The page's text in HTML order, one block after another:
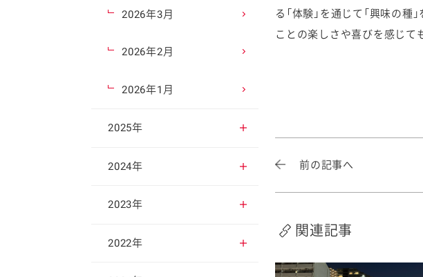
る「体験」を通じて「興味の
ことの楽しさや喜びを感じて
前の記事へ
関連記事
2026年3月
2026年2月
2026年1月
2025年
2025年12月
2025年11月
2025年10月
2024年
2024年12月
2024年11月
2023年
2023年12月
2022年